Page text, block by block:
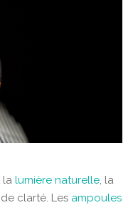
la lumière naturelle, la
clarté. Les ampoules